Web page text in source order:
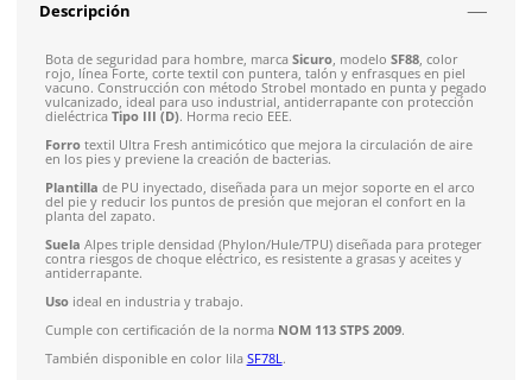
Envío gratis en compras mayores a $5,000 mxn
Costo de envío fijo nacional de $150*Aplican
Solicitar cotización
4.9
79reseñas
SOBRE EL PRODUCTO
Descripción
Bota de seguridad para hombre, marca
rojo, línea Forte, corte textil con puntera, talón y enfrasques